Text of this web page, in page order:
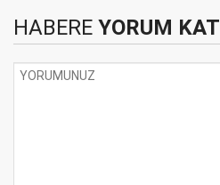
HABERE YORUM KAT